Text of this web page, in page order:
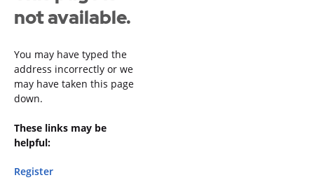
not available.
You may have typed the
address incorrectly or we
may have taken this page
down.
These links may be
helpful:
Register